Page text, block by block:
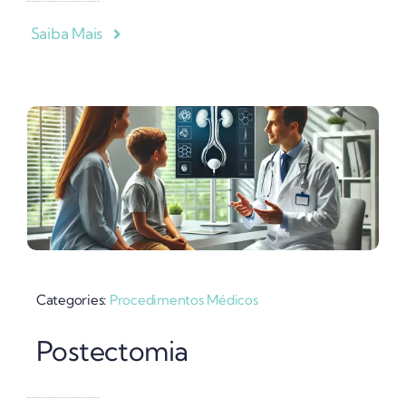
Saiba Mais
Categories: Procedimentos Médicos
Postectomia